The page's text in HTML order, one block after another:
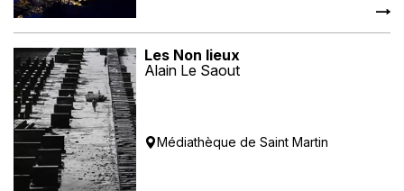
Les Non lieux
Alain Le Saout
Médiathèque de Saint Martin